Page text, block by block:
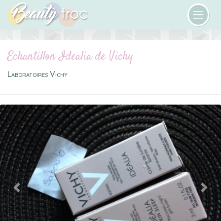
Echantillon Idealia de Vichy
Laboratoires Vichy
Previous Next